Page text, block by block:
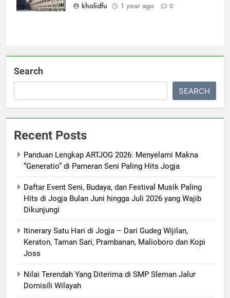
kholidfu
1 year ago 0
Search
SEARCH
Recent Posts
Panduan Lengkap ARTJOG 2026: Menyelami Makna
“Generatio” di Pameran Seni Paling Hits Jogja
Daftar Event Seni, Budaya, dan Festival Musik Paling
Hits di Jogja Bulan Juni hingga Juli 2026 yang Wajib
Dikunjungi
Itinerary Satu Hari di Jogja – Dari Gudeg Wijilan,
Keraton, Taman Sari, Prambanan, Malioboro dan Kopi
Joss
Nilai Terendah Yang Diterima di SMP Sleman Jalur
Domisili Wilayah